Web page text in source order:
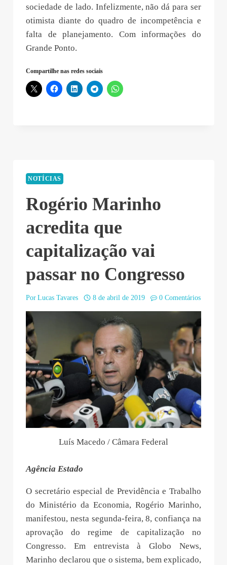
sociedade de lado. Infelizmente, não dá para ser
otimista diante do quadro de incompetência e
falta de planejamento. Com informações do
Grande Ponto.
Compartilhe nas redes sociais
NOTÍCIAS
Rogério Marinho
acredita que
capitalização vai
passar no Congresso
Por Lucas Tavares 8 de abril de 2019 0 Comentários
Luís Macedo / Câmara Federal
Agência Estado
O secretário especial de Previdência e Trabalho
do Ministério da Economia, Rogério Marinho,
manifestou, nesta segunda-feira, 8, confiança na
aprovação do regime de capitalização no
Congresso. Em entrevista à Globo News,
Marinho declarou que o sistema, bem explicado,